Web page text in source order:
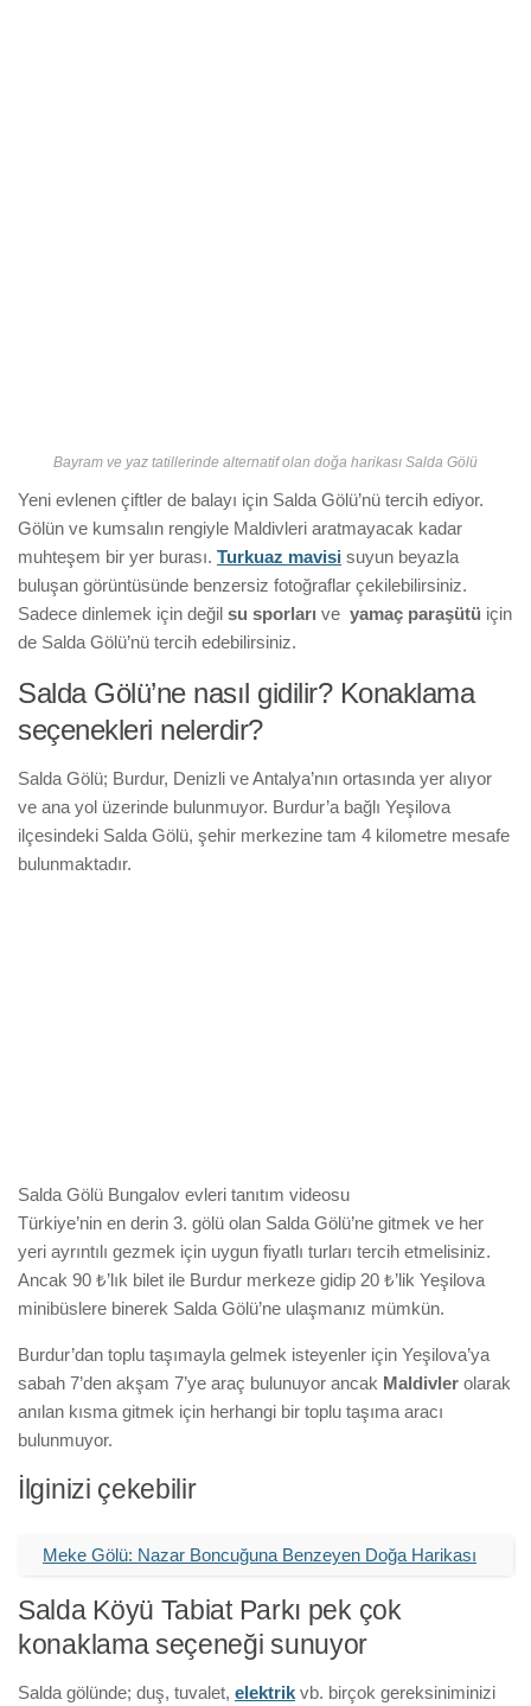
Bayram ve yaz tatillerinde alternatif olan doğa harikası Salda Gölü
Yeni evlenen çiftler de balayı için Salda Gölü’nü tercih ediyor.
Gölün ve kumsalın rengiyle Maldivleri aratmayacak kadar
muhteşem bir yer burası. Turkuaz mavisi suyun beyazla
buluşan görüntüsünde benzersiz fotoğraflar çekilebilirsiniz.
Sadece dinlemek için değil su sporları ve yamaç paraşütü için
de Salda Gölü’nü tercih edebilirsiniz.
Salda Gölü’ne nasıl gidilir? Konaklama
seçenekleri nelerdir?
Salda Gölü; Burdur, Denizli ve Antalya’nın ortasında yer alıyor
ve ana yol üzerinde bulunmuyor. Burdur’a bağlı Yeşilova
ilçesindeki Salda Gölü, şehir merkezine tam 4 kilometre mesafe
bulunmaktadır.
Salda Gölü Bungalov evleri tanıtım videosu
Türkiye’nin en derin 3. gölü olan Salda Gölü’ne gitmek ve her
yeri ayrıntılı gezmek için uygun fiyatlı turları tercih etmelisiniz.
Ancak 90 ₺’lık bilet ile Burdur merkeze gidip 20 ₺’lik Yeşilova
minibüslere binerek Salda Gölü’ne ulaşmanız mümkün.
Burdur’dan toplu taşımayla gelmek isteyenler için Yeşilova’ya
sabah 7’den akşam 7’ye araç bulunuyor ancak Maldivler olarak
anılan kısma gitmek için herhangi bir toplu taşıma aracı
bulunmuyor.
İlginizi çekebilir
Meke Gölü: Nazar Boncuğuna Benzeyen Doğa Harikası
Salda Köyü Tabiat Parkı pek çok
konaklama seçeneği sunuyor
Salda gölünde; duş, tuvalet, elektrik vb. birçok gereksiniminizi